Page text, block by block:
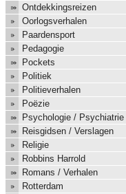
Ontdekkingsreizen
Oorlogsverhalen
Paardensport
Pedagogie
Pockets
Politiek
Politieverhalen
Poëzie
Psychologie / Psychiatrie
Reisgidsen / Verslagen
Religie
Robbins Harrold
Romans / Verhalen
Rotterdam